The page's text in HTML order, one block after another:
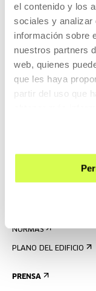
el contenido y los
sociales y analizar
información sobre
nuestros partners
web, quienes
que les haya
partir del uso que
REGÍSTRATE AL
AGENDA
CÓMO LLEGAR
NORMAS
PLANO DEL EDIFICIO
PRENSA